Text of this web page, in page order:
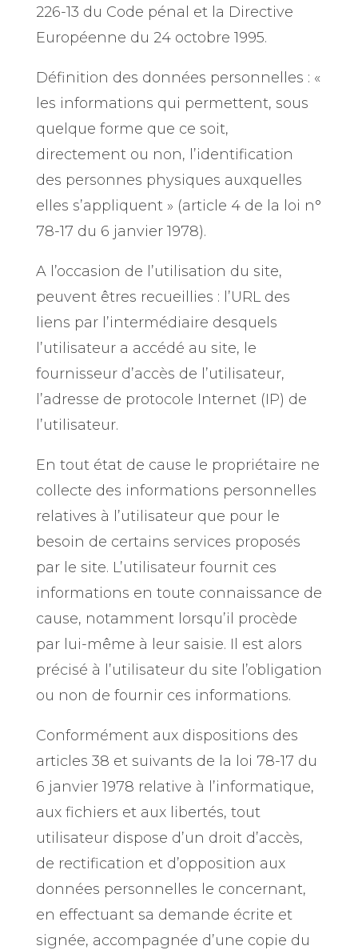
226-13 du Code pénal et la Directive
Européenne du 24 octobre 1995.
Définition des données personnelles : «
les informations qui permettent, sous
quelque forme que ce soit,
directement ou non, l’identification
des personnes physiques auxquelles
elles s’appliquent » (article 4 de la loi n°
78-17 du 6 janvier 1978).
A l’occasion de l’utilisation du site,
peuvent êtres recueillies : l’URL des
liens par l’intermédiaire desquels
l’utilisateur a accédé au site, le
fournisseur d’accès de l’utilisateur,
l’adresse de protocole Internet (IP) de
l’utilisateur.
En tout état de cause le propriétaire ne
collecte des informations personnelles
relatives à l’utilisateur que pour le
besoin de certains services proposés
par le site. L’utilisateur fournit ces
informations en toute connaissance de
cause, notamment lorsqu’il procède
par lui-même à leur saisie. Il est alors
précisé à l’utilisateur du site l’obligation
ou non de fournir ces informations.
Conformément aux dispositions des
articles 38 et suivants de la loi 78-17 du
6 janvier 1978 relative à l’informatique,
aux fichiers et aux libertés, tout
utilisateur dispose d’un droit d’accès,
de rectification et d’opposition aux
données personnelles le concernant,
en effectuant sa demande écrite et
signée, accompagnée d’une copie du